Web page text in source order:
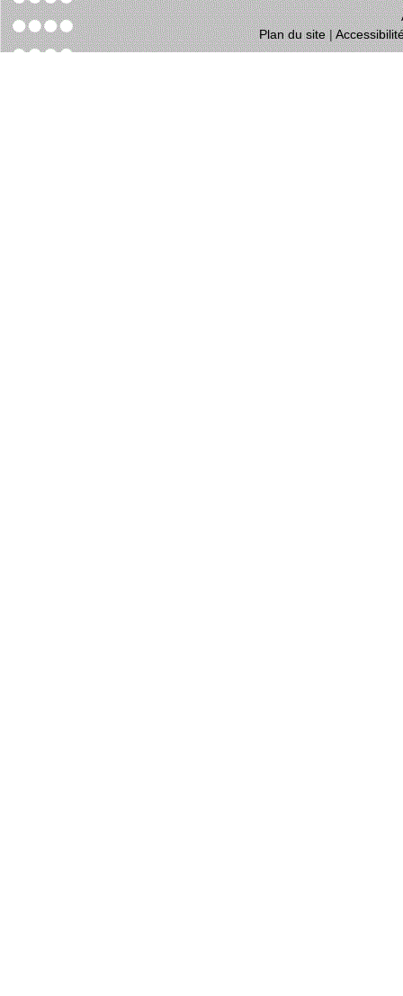
Plan du site|